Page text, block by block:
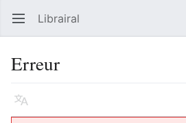
Ouvrir le menu principal Librairal
Erreur
Langue